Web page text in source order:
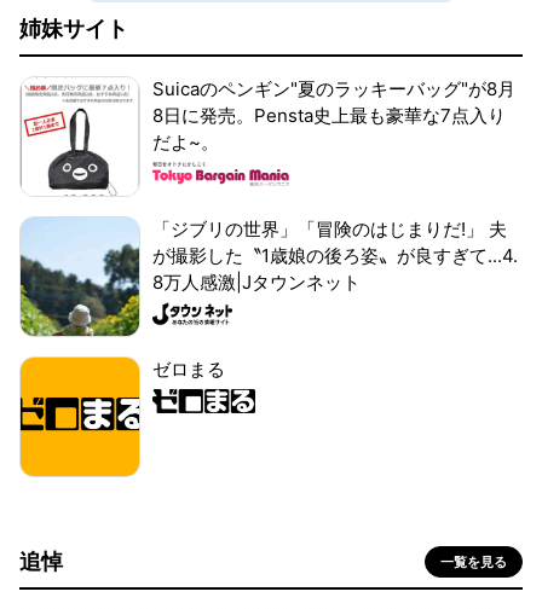
姉妹サイト
Suicaのペンギン"夏のラッキーバッグ"が8月
8日に発売。Pensta史上最も豪華な7点入り
だよ~。
「ジブリの世界」「冒険のはじまりだ!」 夫
が撮影した〝1歳娘の後ろ姿〟が良すぎて...4.
8万人感激|Jタウンネット
ゼロまる
追悼 一覧を見る